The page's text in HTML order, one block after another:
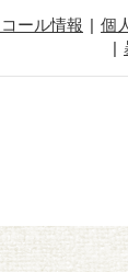
コール情報 個